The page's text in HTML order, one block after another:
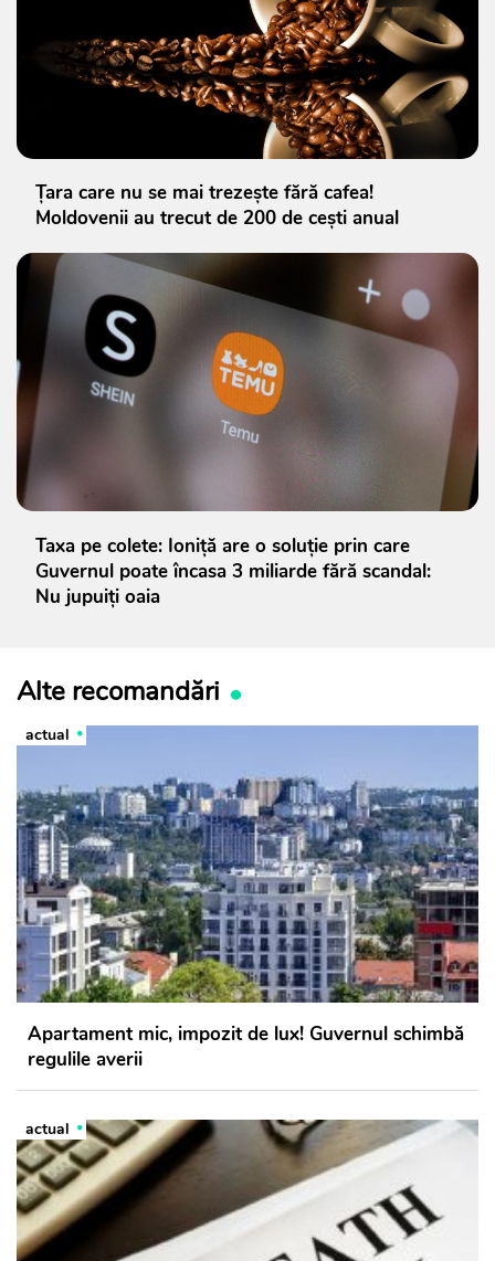
Țara care nu se mai trezește fără cafea!
Moldovenii au trecut de 200 de cești anual
Taxa pe colete: Ioniță are o soluție prin care
Guvernul poate încasa 3 miliarde fără scandal:
Nu jupuiți oaia
Alte recomandări
actual
Apartament mic, impozit de lux! Guvernul schimbă
regulile averii
actual